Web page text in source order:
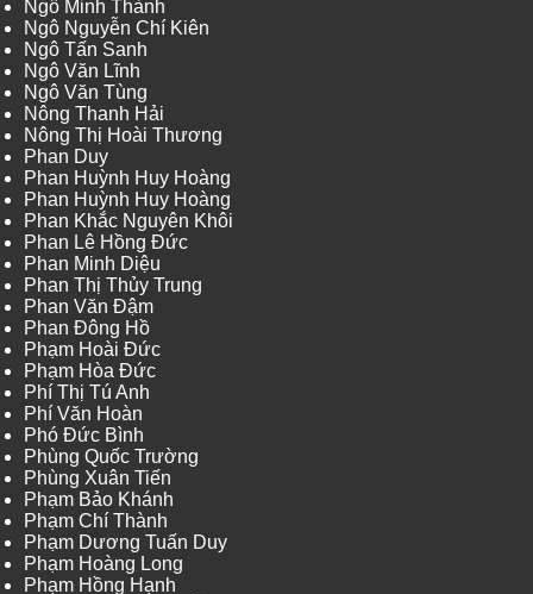
Ngô Minh Thành
Ngô Nguyễn Chí Kiên
Ngô Tấn Sanh
Ngô Văn Lĩnh
Ngô Văn Tùng
Nông Thanh Hải
Nông Thị Hoài Thương
Phan Duy
Phan Huỳnh Huy Hoàng
Phan Huỳnh Huy Hoàng
Phan Khắc Nguyên Khôi
Phan Lê Hồng Đức
Phan Minh Diệu
Phan Thị Thủy Trung
Phan Văn Đậm
Phan Đông Hồ
Phạm Hoài Đức
Phạm Hòa Đức
Phí Thị Tú Anh
Phí Văn Hoàn
Phó Đức Bình
Phùng Quốc Trường
Phùng Xuân Tiến
Phạm Bảo Khánh
Phạm Chí Thành
Phạm Dương Tuấn Duy
Phạm Hoàng Long
Phạm Hồng Hạnh